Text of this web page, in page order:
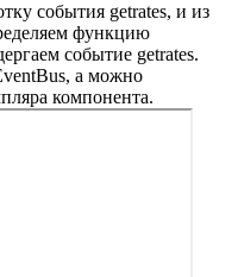
события getrates, и из
функцию
событие getrates.
а можно
компонента.